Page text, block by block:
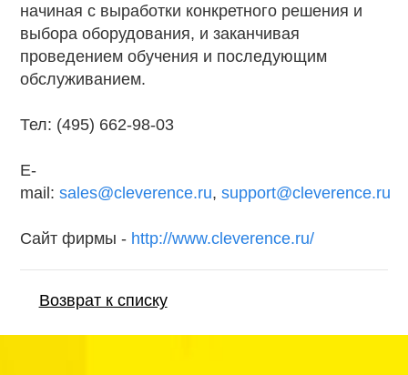
начиная с выработки конкретного решения и
выбора оборудования, и заканчивая
проведением обучения и последующим
обслуживанием.
Тел: (495) 662-98-03
E-
mail:sales@cleverence.ru,support@cleverence.ru
Сайт фирмы - http://www.cleverence.ru/
Возврат к списку